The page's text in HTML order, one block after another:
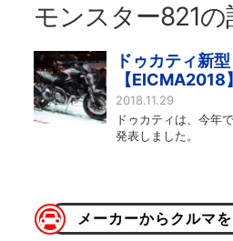
モンスター821の
ドゥカティ新
【EICMA2018】
2018.11.29
ドゥカティは、今年
発表しました。
メーカーからクルマ